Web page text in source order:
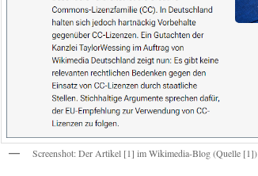
Screenshot: Der Artikel [1] im Wikimedia-Blog (Quelle [1])